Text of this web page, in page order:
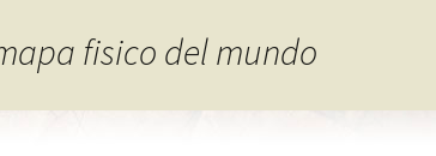
fisico del mundo